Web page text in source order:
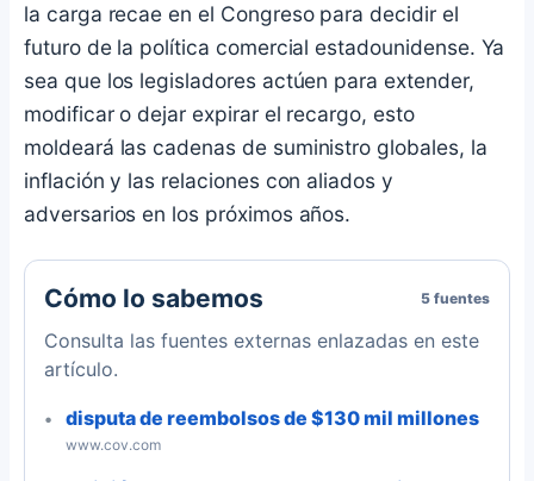
la carga recae en el Congreso para decidir el
futuro de la política comercial estadounidense. Ya
sea que los legisladores actúen para extender,
modificar o dejar expirar el recargo, esto
moldeará las cadenas de suministro globales, la
inflación y las relaciones con aliados y
adversarios en los próximos años.
Cómo lo sabemos 5 fuentes
Consulta las fuentes externas enlazadas en este
artículo.
disputa de reembolsos de $130 mil millones
www.cov.com